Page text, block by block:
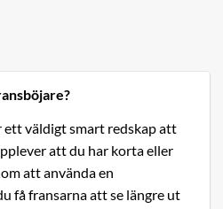
ett väldigt smart redskap att
att du har korta eller
att använda en
få fransarna att se längre ut